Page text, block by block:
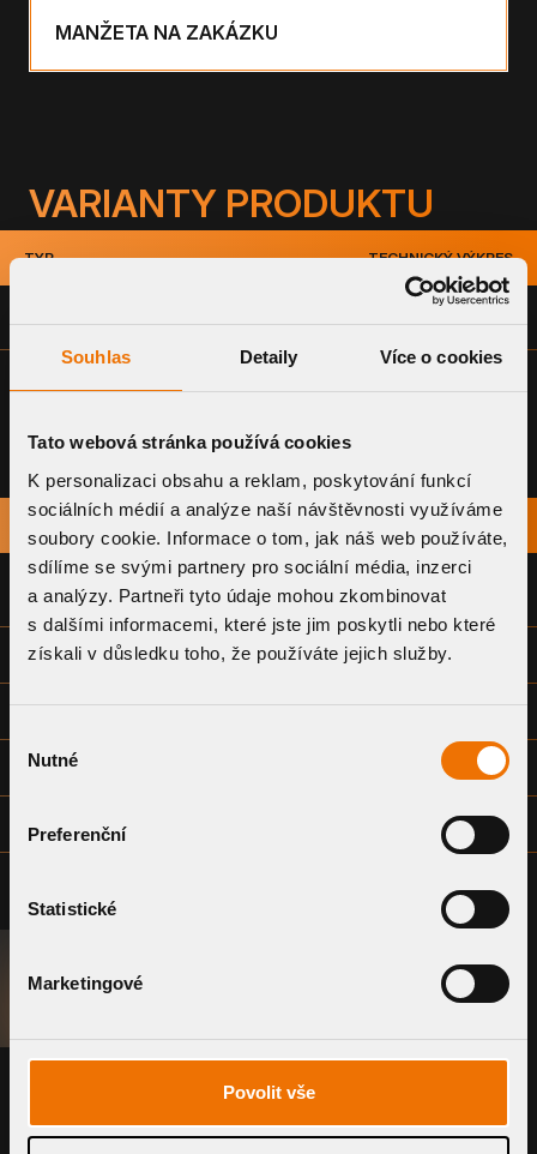
Souhlas Detaily Více o cookies
Tato webová stránka používá cookies
K personalizaci obsahu a reklam, poskytování funkcí
sociálních médií a analýze naší návštěvnosti využíváme
soubory cookie. Informace o tom, jak náš web používáte,
sdílíme se svými partnery pro sociální média, inzerci
a analýzy. Partneři tyto údaje mohou zkombinovat
s dalšími informacemi, které jste jim poskytli nebo které
získali v důsledku toho, že používáte jejich služby.
Výběr
souhlasu
Nutné
Preferenční
Statistické
Marketingové
Povolit vše
MANŽETA NA ZAKÁZKU
VARIANTY PRODUKTU
TYP TECHNICKÝ VÝKRES
___
PROHLÁŠENÍ O SHODĚ
TECHNICKÝ LIST
VÝKRESOVÁ DOKUMENTACE (DWG)
VÝKRESOVÁ DOKUMENTACE - SPOLEČNÁ (DWG)
TECHNICKÝ VÝKRES PRODUKTU (PDF)
POPTAT SYSTÉM
PRODUKTY
Využijte naše chytré nástroje pro